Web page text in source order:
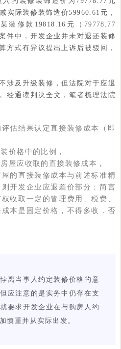
实际装修装饰造价59960.61元，
装修款19818.16元（79778.77
件中，开发企业并未对退还装修
方式有异议提出上诉后被驳回，
涉及升级装修，但法院对于应退
经通读判决全文，笔者梳理法院
估结果认定直接装修成本（即
价格中的比例，
屋应收取的直接装修成本，
的直接装修成本与前述标准精
开发企业应退差价部分；简言
收取一定的管理费用、税费、
本是固定价格，不得多收，否
离当事人约定装修价格的意
应注意的是实务中仍存在支
要求开发企业在与购房人约
慎重并从实际出发。